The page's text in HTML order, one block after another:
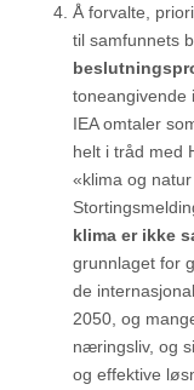
Å forvalte,
til samfunnets
toneangivende
IEA omtaler
helt i tråd med
«klima og
klima er ikke
grunnlaget for
de
2050, og
næringsliv, og
og effektive